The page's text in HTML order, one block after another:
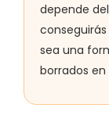
depende
sea una
borrados en